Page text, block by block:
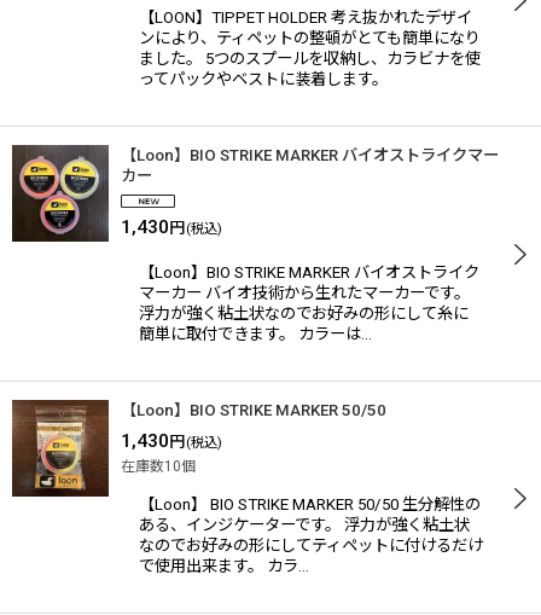
【LOON】TIPPET HOLDER 考え抜かれたデザイ
ンにより、ティペットの整頓がとても簡単になり
ました。 5つのスプールを収納し、カラビナを使
ってパックやベストに装着します。
【Loon】BIO STRIKE MARKER バイオストライクマー
カー
1,430 円 (税込)
【Loon】BIO STRIKE MARKER バイオストライク
マーカー バイオ技術から生れたマーカーです。
浮力が強く粘土状なのでお好みの形にして糸に
簡単に取付できます。 カラーは…
【Loon】BIO STRIKE MARKER 50/50
1,430 円 (税込)
在庫数10個
【Loon】 BIO STRIKE MARKER 50/50 生分解性の
ある、インジケーターです。 浮力が強く粘土状
なのでお好みの形にしてティペットに付けるだけ
で使用出来ます。 カラ…